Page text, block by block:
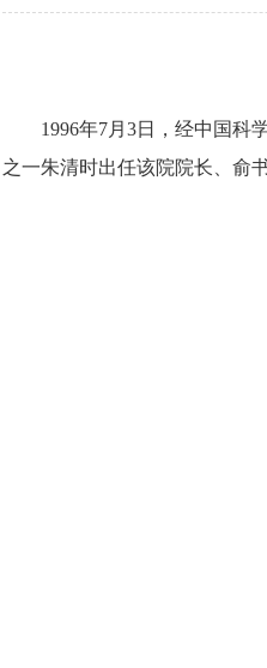
1996年7月3日，经中国科
之一朱清时出任该院院长、俞